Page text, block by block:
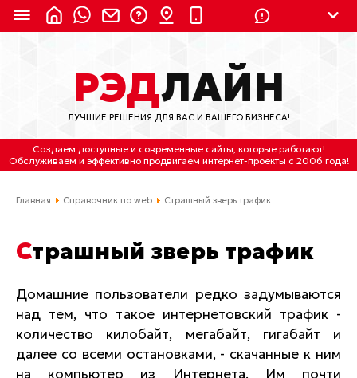
8 (800) 550-9899 (с 2:30 до 11:30 по
Мск)
Бесплатно по России
(4212) 658-653
(4212) 637-673
Отдельный вход \ Левый торец здания
info@lred.ru
Все контакты
РЭДЛАЙН
ЛУЧШИЕ РЕШЕНИЯ ДЛЯ ВАС И ВАШЕГО БИЗНЕСА!
Создаем доступные и современные сайты, которые работают!
Обслуживаем и эффективно продвигаем интернет-проекты с 2006 года!
Главная Справочник по web Страшный зверь трафик
Страшный зверь трафик
Домашние пользователи редко задумываются
над тем, что такое интернетовский трафик -
количество килобайт, мегабайт, гигабайт и
далее со всеми остановками, - скачанные к ним
на компьютер из Интернета. Им почти